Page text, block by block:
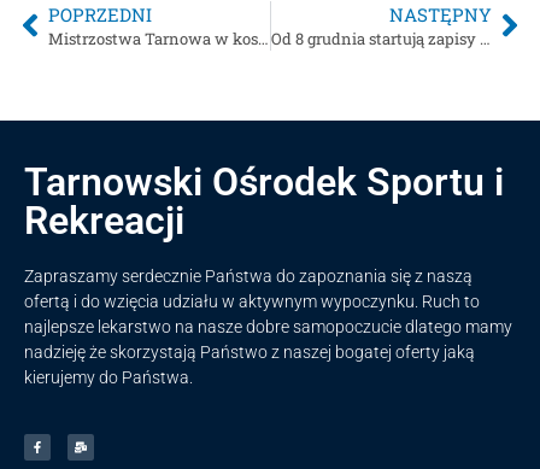
POPRZEDNI
Mistrzostwa Tarnowa w koszykówce 3×3 – terminarz rozgrywek – wyniki końcowe
NASTĘPNY
Od 8 grudnia startują zapisy na kursy pływackie (potrwają do 31 stycznia 2026r.)
Tarnowski Ośrodek Sportu i
Rekreacji
Zapraszamy serdecznie Państwa do zapoznania się z naszą
ofertą i do wzięcia udziału w aktywnym wypoczynku. Ruch to
najlepsze lekarstwo na nasze dobre samopoczucie dlatego mamy
nadzieję że skorzystają Państwo z naszej bogatej oferty jaką
kierujemy do Państwa.